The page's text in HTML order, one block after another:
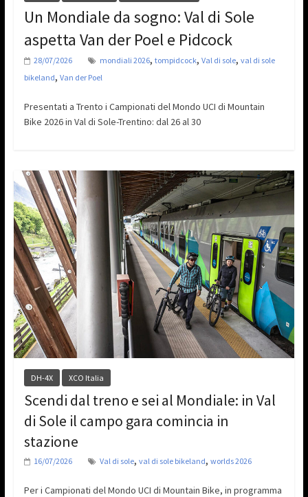
Un Mondiale da sogno: Val di Sole
aspetta Van der Poel e Pidcock
28/07/2026 mondiali 2026, tompidcock, Val di sole, val di sole
bikeland, Van der Poel
Presentati a Trento i Campionati del Mondo UCI di Mountain
Bike 2026 in Val di Sole-Trentino: dal 26 al 30
DH-4X XCO Italia
Scendi dal treno e sei al Mondiale: in Val
di Sole il campo gara comincia in
stazione
16/07/2026 Val di sole, val di sole bikeland, worlds 2026
Per i Campionati del Mondo UCI di Mountain Bike, in programma